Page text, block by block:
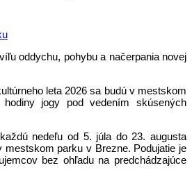
oddychu, pohybu a načerpania novej
leta 2026 sa budú v mestskom
jogy pod vedením skúsených
nedeľu od 5. júla do 23. augusta
mestskom parku v Brezne. Podujatie je
bez ohľadu na predchádzajúce